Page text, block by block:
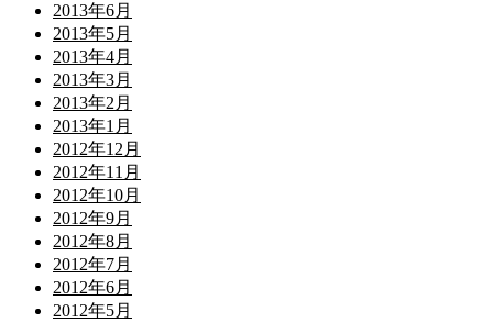
2013年6月
2013年5月
2013年4月
2013年3月
2013年2月
2013年1月
2012年12月
2012年11月
2012年10月
2012年9月
2012年8月
2012年7月
2012年6月
2012年5月